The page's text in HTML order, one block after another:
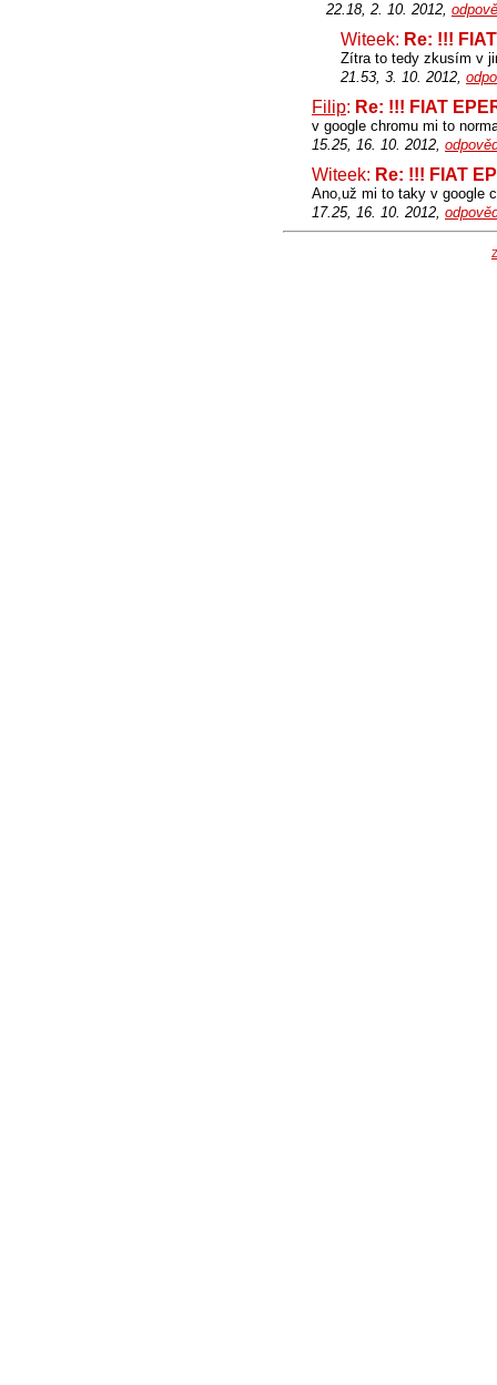
22.18, 2. 10. 2012,
Witeek: Re: !!!
Zítra to tedy zkusím v
21.53, 3. 10. 2012,
Filip: Re: !!! FIAT
v google chromu mi to
15.25, 16. 10. 2012,
Witeek: Re: !!! FIAT
Ano,už mi to taky v google
17.25, 16. 10. 2012,